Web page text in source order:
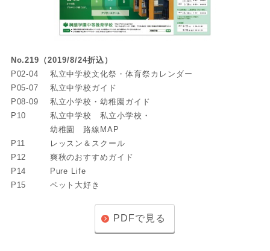
No.219（2019/8/24折込）
P02-04
私立中学校文化祭・体育祭カレンダー
P05-07
私立中学校ガイド
P08-09
私立小学校・幼稚園ガイド
P10
私立中学校 私立小学校・
幼稚園 路線MAP
P11
レッスン＆スクール
P12
爽秋のおすすめガイド
P14
Pure Life
P15
ペット大好き
PDFで見る